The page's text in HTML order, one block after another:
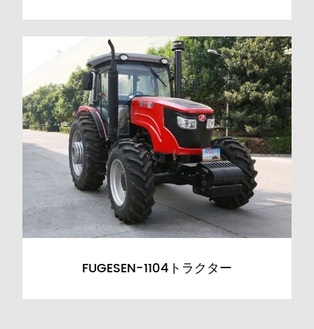
FUGESEN-1104トラクター